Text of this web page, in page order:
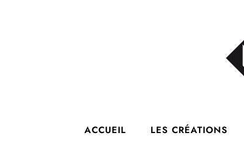
ACCUEIL LES CRÉATIONS